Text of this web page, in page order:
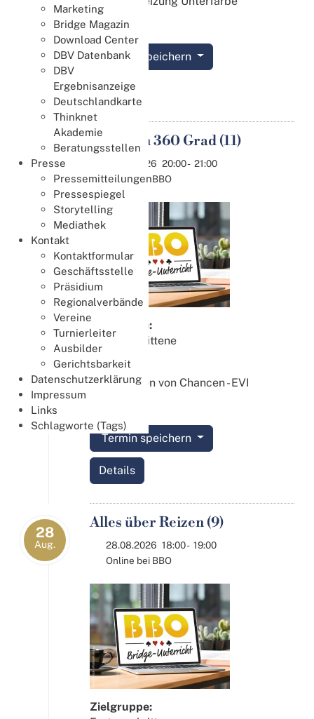
Marketing
Bridge Magazin
Download Center
DBV Datenbank
DBV
Ergebnisanzeige
Deutschlandkarte
Thinknet
Akademie
Beratungsstellen
Presse
Pressemitteilungen
Pressespiegel
Storytelling
Mediathek
Kontakt
Kontaktformular
Geschäftsstelle
Präsidium
Regionalverbände
Vereine
Turnierleiter
Ausbilder
Gerichtsbarkeit
Datenschutzerklärung
Impressum
Links
Schlagworte (Tags)
Termin speichern
Details
25
Aug.
Spielplan 360 Grad (11)
25.08.2026 20:00- 21:00
Online bei BBO
Zielgruppe:
Fortgeschrittene
Lektion 11:
Kombination von Chancen - EVI
Termin speichern
Details
28
Aug.
Alles über Reizen (9)
28.08.2026 18:00- 19:00
Online bei BBO
Zielgruppe: